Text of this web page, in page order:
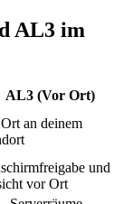
AL3 im
AL3 (Vor Ort)
an deinem
und
vor Ort